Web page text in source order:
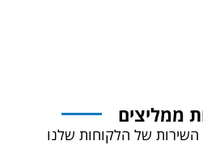
ממליצים
של הלקוחות שלנו